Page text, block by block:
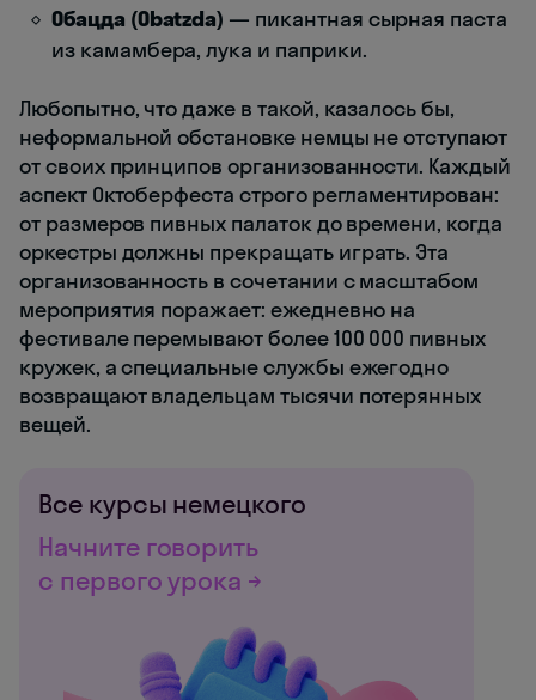
Обацда (Obatzda) — пикантная сырная паста
из камамбера, лука и паприки.
Любопытно, что даже в такой, казалось бы,
неформальной обстановке немцы не отступают
от своих принципов организованности. Каждый
аспект Октоберфеста строго регламентирован:
от размеров пивных палаток до времени, когда
оркестры должны прекращать играть. Эта
организованность в сочетании с масштабом
мероприятия поражает: ежедневно на
фестивале перемывают более 100 000 пивных
кружек, а специальные службы ежегодно
возвращают владельцам тысячи потерянных
вещей.
Все курсы немецкого
Начните говорить
с первого урока →